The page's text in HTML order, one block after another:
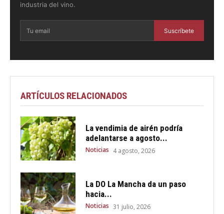
industria del vino.
Suscríbete
ARTÍCULOS RELACIONADOS
La vendimia de airén podría
adelantarse a agosto...
Noticias 4 agosto, 2026
La DO La Mancha da un paso
hacia...
Noticias 31 julio, 2026